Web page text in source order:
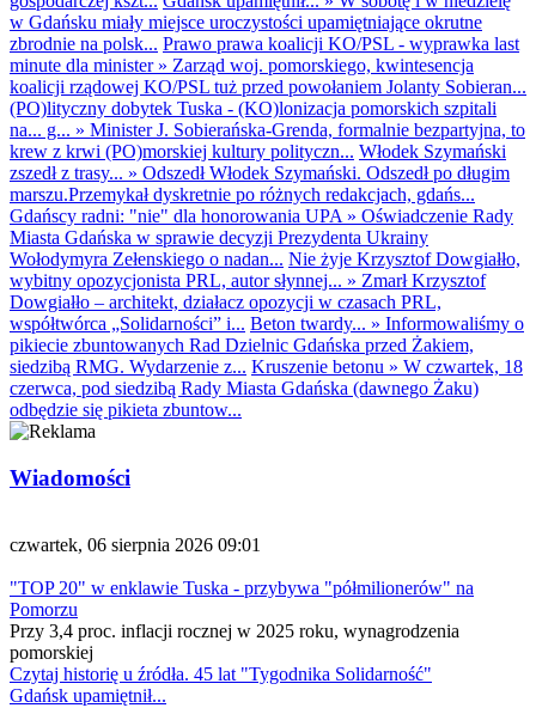
w Gdańsku miały miejsce uroczystości upamiętniające okrutne
zbrodnie na polsk... Prawo prawa koalicji KO/PSL - wyprawka last
minute dla minister» Zarząd woj. pomorskiego, kwintesencja
koalicji rządowej KO/PSL tuż przed powołaniem Jolanty Sobieran...
(PO)lityczny dobytek Tuska - (KO)lonizacja pomorskich szpitali
na... g... » Minister J. Sobierańska-Grenda, formalnie bezpartyjna, to
krew z krwi (PO)morskiej kultury polityczn... Włodek Szymański
zszedł z trasy... » Odszedł Włodek Szymański. Odszedł po długim
marszu.Przemykał dyskretnie po różnych redakcjach, gdańs...
Gdańscy radni: "nie" dla honorowania UPA » Oświadczenie Rady
Miasta Gdańska w sprawie decyzji Prezydenta Ukrainy
Wołodymyra Zełenskiego o nadan... Nie żyje Krzysztof Dowgiałło,
wybitny opozycjonista PRL, autor słynnej... » Zmarł Krzysztof
Dowgiałło – architekt, działacz opozycji w czasach PRL,
współtwórca „Solidarności” i... Beton twardy... » Informowaliśmy o
pikiecie zbuntowanych Rad Dzielnic Gdańska przed Żakiem,
siedzibą RMG. Wydarzenie z... Kruszenie betonu » W czwartek, 18
czerwca, pod siedzibą Rady Miasta Gdańska (dawnego Żaku)
odbędzie się pikieta zbuntow...
Wiadomości
czwartek, 06 sierpnia 2026 09:01
"TOP 20" w enklawie Tuska - przybywa "półmilionerów" na
Pomorzu
Przy 3,4 proc. inflacji rocznej w 2025 roku, wynagrodzenia
pomorskiej
Czytaj historię u źródła. 45 lat "Tygodnika Solidarność"
Gdańsk upamiętnił...